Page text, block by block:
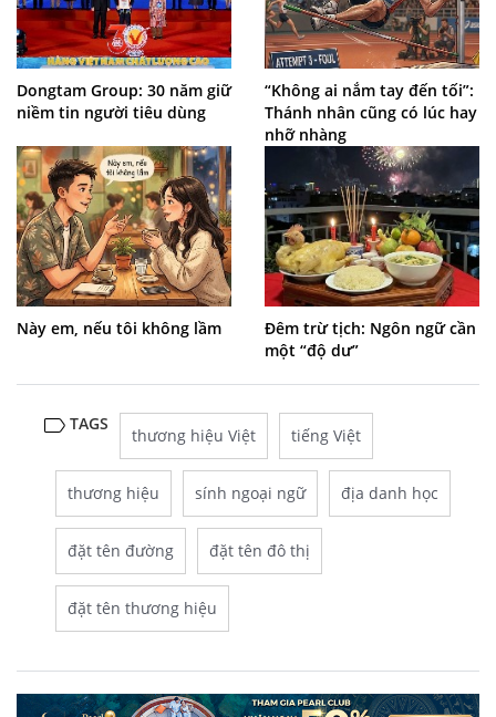
Dongtam Group: 30 năm giữ
niềm tin người tiêu dùng
“Không ai nắm tay đến tối”:
Thánh nhân cũng có lúc hay
nhỡ nhàng
Này em, nếu tôi không lầm
Đêm trừ tịch: Ngôn ngữ cần
một “độ dư”
TAGS
thương hiệu Việt tiếng Việt
thương hiệu sính ngoại ngữ địa danh học
đặt tên đường đặt tên đô thị
đặt tên thương hiệu